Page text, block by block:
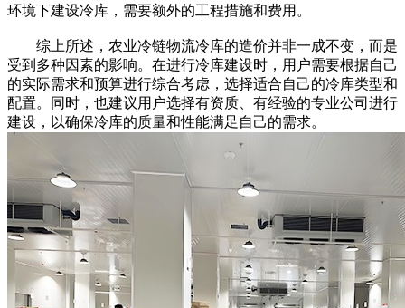
环境下建设冷库，需要额外的工程措施和费用。
综上所述，农业冷链物流冷库的造价并非一成不变，而是
受到多种因素的影响。在进行冷库建设时，用户需要根据自己
的实际需求和预算进行综合考虑，选择适合自己的冷库类型和
配置。同时，也建议用户选择有资质、有经验的专业公司进行
建设，以确保冷库的质量和性能满足自己的需求。